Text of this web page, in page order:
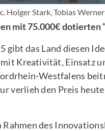
Holger Stark, Tobias Werner
mit 75.000€
das Land diesen
Kreativität, Einsatz
Westfalens
verlieh den Preis heute
des